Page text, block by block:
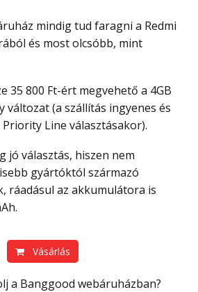
mindig tud faragni a Redmi
és most olcsóbb, mint
változat (a szállítás ingyenes és
Priority Line választásakor).
gyártóktól származó
ráadásul az akkumulátora is
Vásárlás
a Banggood webáruházban?